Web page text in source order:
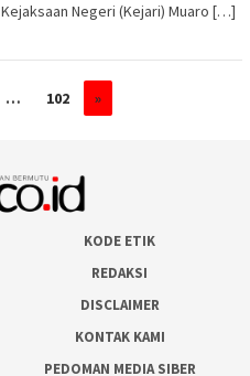
Kejaksaan Negeri (Kejari) Muaro […]
… 102 »
KODE ETIK
REDAKSI
DISCLAIMER
KONTAK KAMI
PEDOMAN MEDIA SIBER